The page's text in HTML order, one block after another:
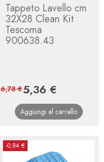
Tappeto Lavello cm
32X28 Clean Kit
Tescoma
900638.43
Prezzo
5,36 €
base
6,78 €
Aggiungi al carrello
-0,84 €